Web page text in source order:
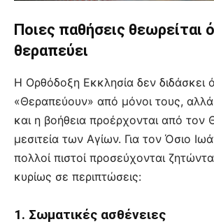
Ποιες παθήσεις θεωρείται
θεραπεύει
Η Ορθόδοξη Εκκλησία δεν διδάσκει
«Θεραπεύουν» από μόνοι τους, αλλά
και η βοήθεια προέρχονται από τον
μεσιτεία των Αγίων. Για τον Όσιο
πολλοί πιστοί προσεύχονται
κυρίως σε περιπτώσεις:
1. Σωματικές ασθένειες